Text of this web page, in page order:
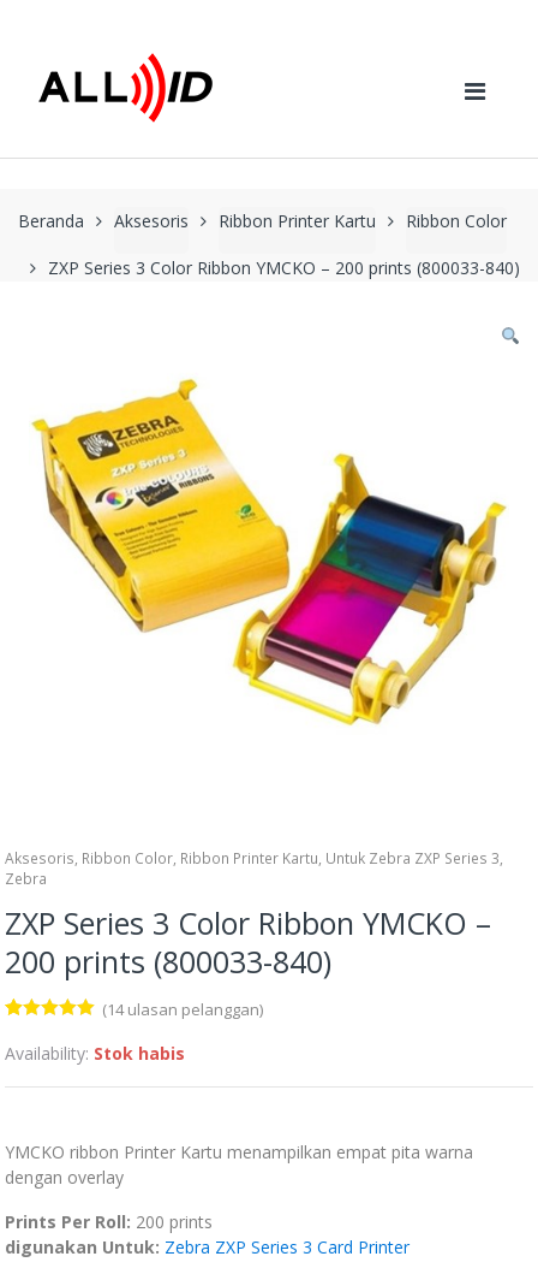
Beranda Aksesoris Ribbon Printer Kartu Ribbon Color
ZXP Series 3 Color Ribbon YMCKO – 200 prints (800033-840)
Aksesoris, Ribbon Color, Ribbon Printer Kartu, Untuk Zebra ZXP Series 3,
Zebra
ZXP Series 3 Color Ribbon YMCKO –
200 prints (800033-840)
4.86dari 5
berdasarka
npenilaian
(14ulasan pelanggan)
Availability: Stok habis
YMCKO ribbon Printer Kartu menampilkan empat pita warna
dengan overlay
Prints Per Roll: 200 prints
digunakan Untuk: Zebra ZXP Series 3 Card Printer